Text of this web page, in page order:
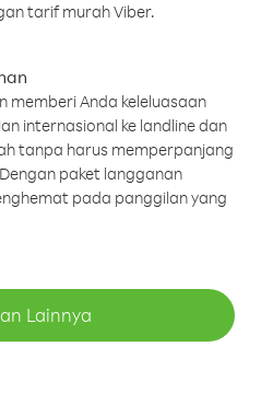
tarif murah Viber.
memberi Anda keleluasaan
internasional ke landline dan
tanpa harus memperpanjang
paket langganan
pada panggilan yang
Lainnya